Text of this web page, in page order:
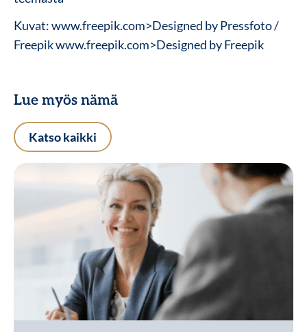
Kuvat: www.freepik.com>Designed by Pressfoto /
Freepik www.freepik.com>Designed by Freepik
Lue myös nämä
Katso kaikki